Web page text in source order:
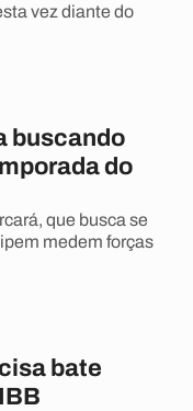
vez diante do
buscando
do
que busca se
medem forças
bate